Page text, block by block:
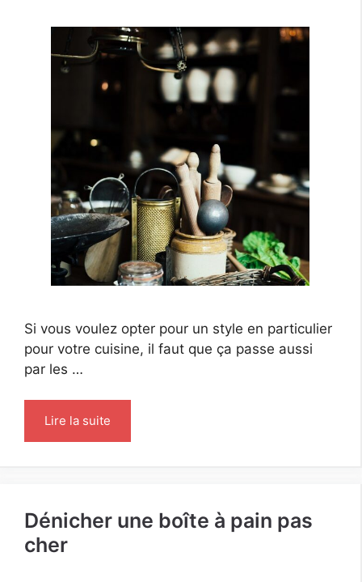
Si vous voulez opter pour un style en particulier
pour votre cuisine, il faut que ça passe aussi
par les …
Lire la suite
Dénicher une boîte à pain pas
cher